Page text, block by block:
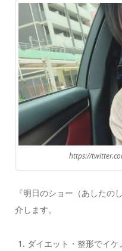
https://
『明日のショー（あしたの
介します。
ダイエット・整形でイ